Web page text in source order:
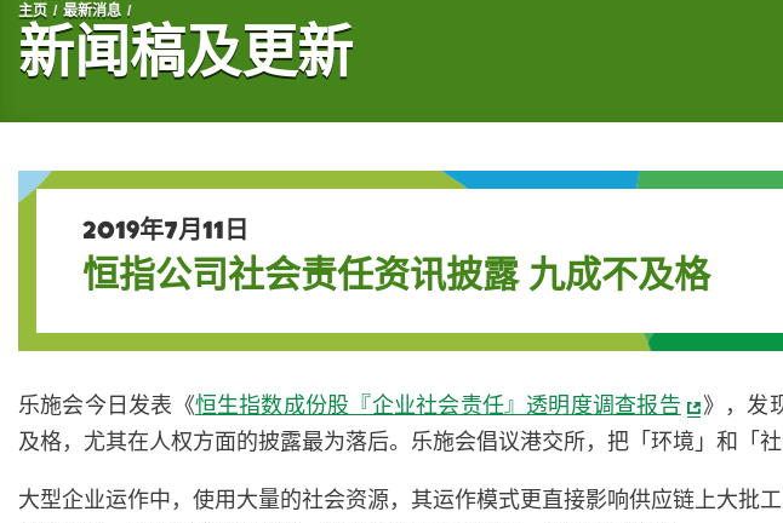
主页 最新消息
新闻稿及更新
2019年7月11日
恒指公司社会责任资讯披露 九成不及格
乐施会今日发表《恒生指数成份股『企业社会责任』透明度调查报告
》，发
及格，尤其在人权方面的披露最为落后。乐施会倡议港交所，把「环境」和「
大型企业运作中，使用大量的社会资源，其运作模式更直接影响供应链上大批